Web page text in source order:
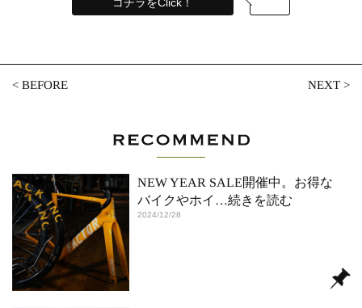
<BEFORE NEXT>
NEW YEAR SALE開催中。お得な
バイクやホイ …続きを読む
2024/12/28